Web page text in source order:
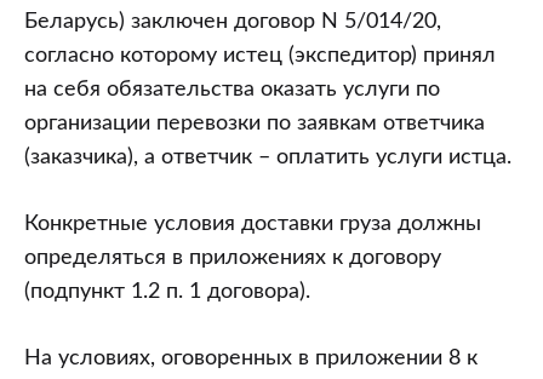
Беларусь) заключен договор N 5/014/20,
согласно которому истец (экспедитор) принял
на себя обязательства оказать услуги по
организации перевозки по заявкам ответчика
(заказчика), а ответчик – оплатить услуги истца.
Конкретные условия доставки груза должны
определяться в приложениях к договору
(подпункт 1.2 п. 1 договора).
На условиях, оговоренных в приложении 8 к